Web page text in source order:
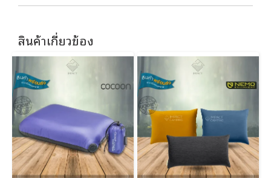
สินค้าเกี่ยวข้อง